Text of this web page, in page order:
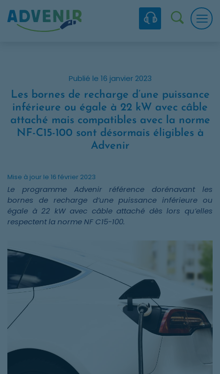
Publié le 16 janvier 2023
Les bornes de recharge d’une puissance
inférieure ou égale à 22 kW avec câble
attaché mais compatibles avec la norme
NF-C15-100 sont désormais éligibles à
Advenir
Mise à jour le 16 février 2023
Le programme Advenir référence dorénavant les
bornes de recharge d’une puissance inférieure ou
égale à 22 kW avec câble attaché dès lors qu’elles
respectent la norme NF C15-100.